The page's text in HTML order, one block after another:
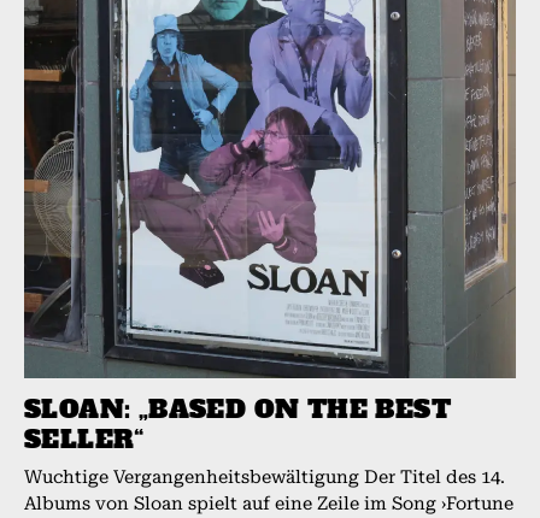
SLOAN: „BASED ON THE BEST
SELLER“
Wuchtige Vergangenheitsbewältigung Der Titel des 14.
Albums von Sloan spielt auf eine Zeile im Song ›Fortune